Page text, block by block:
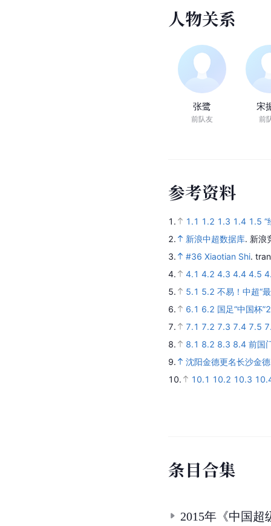
人物关系
张鹭
前队友
宋
前
参考资料
1. 1.1 1.2 1.3 1.4 1.5 “
2.
新浪中超数据库. 新浪
3.
#36 Xiaotian Shi.
4.
4.1 4.2 4.3 4.4 4.5
5.
5.1 5.2 不易！中超“
6.
6.1 6.2 国足“中国杯
7.
7.1 7.2 7.3 7.4 7.5
8.
8.1 8.2 8.3 8.4 前国
9.
沈阳金德更名长沙金
10.
10.1 10.2 10.3
条目合集
2015年《中国